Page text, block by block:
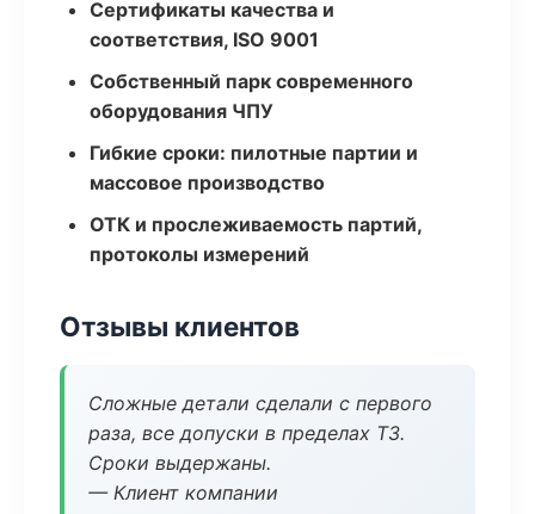
Сертификаты качества и
соответствия, ISO 9001
Собственный парк современного
оборудования ЧПУ
Гибкие сроки: пилотные партии и
массовое производство
ОТК и прослеживаемость партий,
протоколы измерений
Отзывы клиентов
Сложные детали сделали с первого
раза, все допуски в пределах ТЗ.
Сроки выдержаны.
— Клиент компании